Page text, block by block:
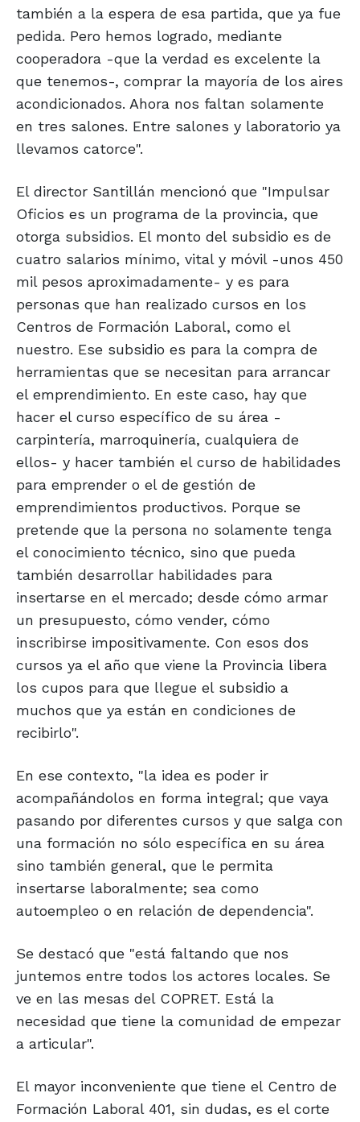
también a la espera de esa partida, que ya fue
pedida. Pero hemos logrado, mediante
cooperadora -que la verdad es excelente la
que tenemos-, comprar la mayoría de los aires
acondicionados. Ahora nos faltan solamente
en tres salones. Entre salones y laboratorio ya
llevamos catorce".
El director Santillán mencionó que "Impulsar
Oficios es un programa de la provincia, que
otorga subsidios. El monto del subsidio es de
cuatro salarios mínimo, vital y móvil -unos 450
mil pesos aproximadamente- y es para
personas que han realizado cursos en los
Centros de Formación Laboral, como el
nuestro. Ese subsidio es para la compra de
herramientas que se necesitan para arrancar
el emprendimiento. En este caso, hay que
hacer el curso específico de su área -
carpintería, marroquinería, cualquiera de
ellos- y hacer también el curso de habilidades
para emprender o el de gestión de
emprendimientos productivos. Porque se
pretende que la persona no solamente tenga
el conocimiento técnico, sino que pueda
también desarrollar habilidades para
insertarse en el mercado; desde cómo armar
un presupuesto, cómo vender, cómo
inscribirse impositivamente. Con esos dos
cursos ya el año que viene la Provincia libera
los cupos para que llegue el subsidio a
muchos que ya están en condiciones de
recibirlo".
En ese contexto, "la idea es poder ir
acompañándolos en forma integral; que vaya
pasando por diferentes cursos y que salga con
una formación no sólo específica en su área
sino también general, que le permita
insertarse laboralmente; sea como
autoempleo o en relación de dependencia".
Se destacó que "está faltando que nos
juntemos entre todos los actores locales. Se
ve en las mesas del COPRET. Está la
necesidad que tiene la comunidad de empezar
a articular".
El mayor inconveniente que tiene el Centro de
Formación Laboral 401, sin dudas, es el corte